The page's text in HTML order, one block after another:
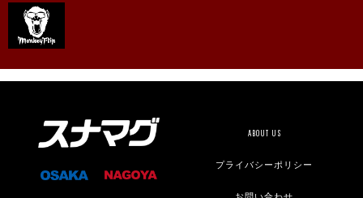
ABOUT US
プライバシーポリシー